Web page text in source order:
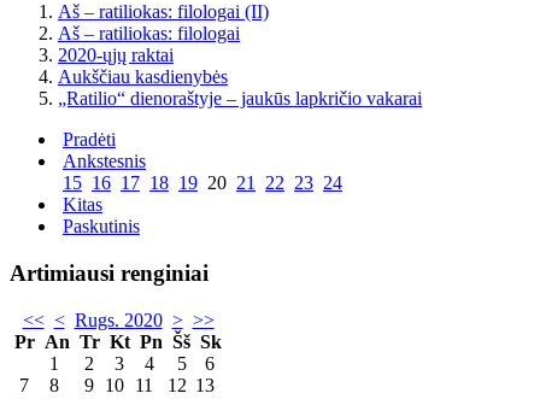
Aš – ratiliokas: filologai (II)
Aš – ratiliokas: filologai
2020-ųjų raktai
Aukščiau kasdienybės
„Ratilio“ dienoraštyje – jaukūs lapkričio vakarai
Pradėti
Ankstesnis
15 16 17 18 19 20 21 22 23 24
Kitas
Paskutinis
Artimiausi renginiai
<< < Rugs. 2020 > >>
Pr An Tr Kt Pn Šš Sk
1
2 3 4 5
6
7
8 9 10 11 12 13